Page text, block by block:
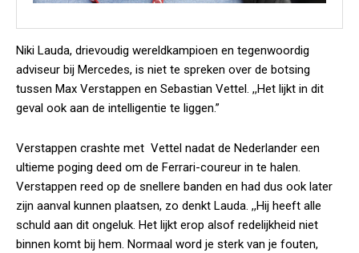
Niki Lauda, drievoudig wereldkampioen en tegenwoordig
adviseur bij Mercedes, is niet te spreken over de botsing
tussen Max Verstappen en Sebastian Vettel. ,,Het lijkt in dit
geval ook aan de intelligentie te liggen.”
Verstappen crashte met Vettel nadat de Nederlander een
ultieme poging deed om de Ferrari-coureur in te halen.
Verstappen reed op de snellere banden en had dus ook later
zijn aanval kunnen plaatsen, zo denkt Lauda. ,,Hij heeft alle
schuld aan dit ongeluk. Het lijkt erop alsof redelijkheid niet
binnen komt bij hem. Normaal word je sterk van je fouten,